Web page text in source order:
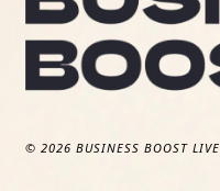
© 2026 BUSINESS BOOST LIVE